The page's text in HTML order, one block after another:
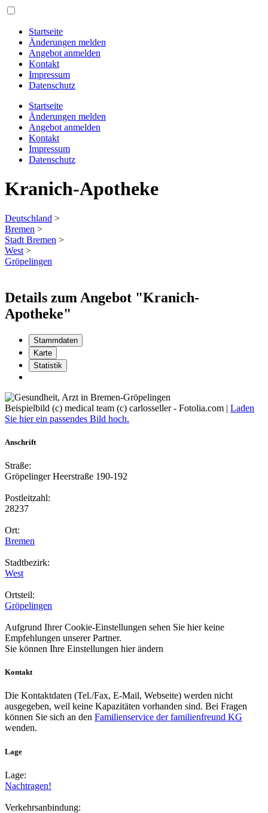
Startseite
Änderungen melden
Angebot anmelden
Kontakt
Impressum
Datenschutz
Startseite
Änderungen melden
Angebot anmelden
Kontakt
Impressum
Datenschutz
Kranich-Apotheke
Deutschland >
Bremen >
Stadt Bremen >
West >
Gröpelingen
Details zum Angebot "Kranich-
Apotheke"
Stammdaten
Karte
Statistik
Beispielbild (c) medical team (c) carlosseller - Fotolia.com | Laden
Sie hier ein passendes Bild hoch.
Anschrift
Straße:
Gröpelinger Heerstraße 190-192
Postleitzahl:
28237
Ort:
Bremen
Stadtbezirk:
West
Ortsteil:
Gröpelingen
Aufgrund Ihrer Cookie-Einstellungen sehen Sie hier keine
Empfehlungen unserer Partner.
Sie können Ihre Einstellungen hierändern
Kontakt
Die Kontaktdaten (Tel./Fax, E-Mail, Webseite) werden nicht
ausgegeben, weil keine Kapazitäten vorhanden sind. Bei Fragen
können Sie sich an den Familienservice der familienfreund KG
wenden.
Lage
Lage:
Nachtragen!
Verkehrsanbindung: